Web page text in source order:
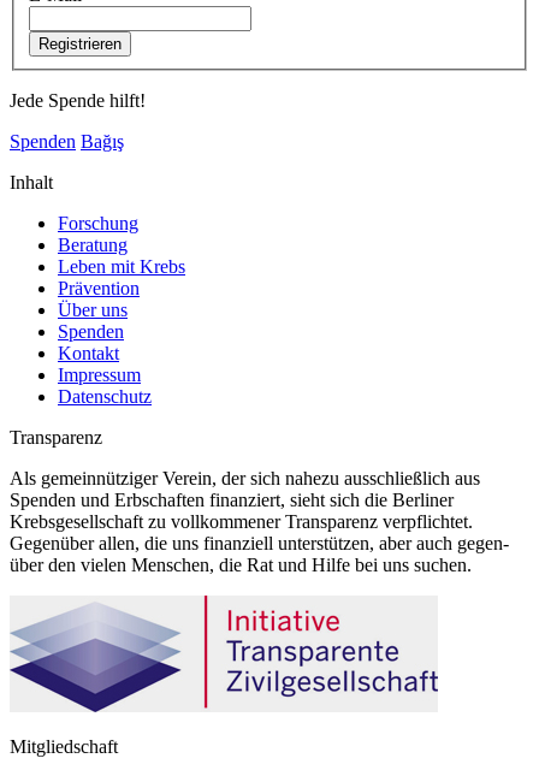
Jede Spende hilft!
Spenden Bağış
Inhalt
Forschung
Beratung
Leben mit Krebs
Prävention
Über uns
Spenden
Kontakt
Impressum
Datenschutz
Transparenz
Als gemeinnütziger Verein, der sich nahezu ausschließlich aus
Spenden und Erbschaften finanziert, sieht sich die Berliner
Krebsgesellschaft zu vollkommener Transparenz verpflichtet.
Gegenüber allen, die uns finanziell unterstützen, aber auch gegen-
über den vielen Menschen, die Rat und Hilfe bei uns suchen.
Mitgliedschaft